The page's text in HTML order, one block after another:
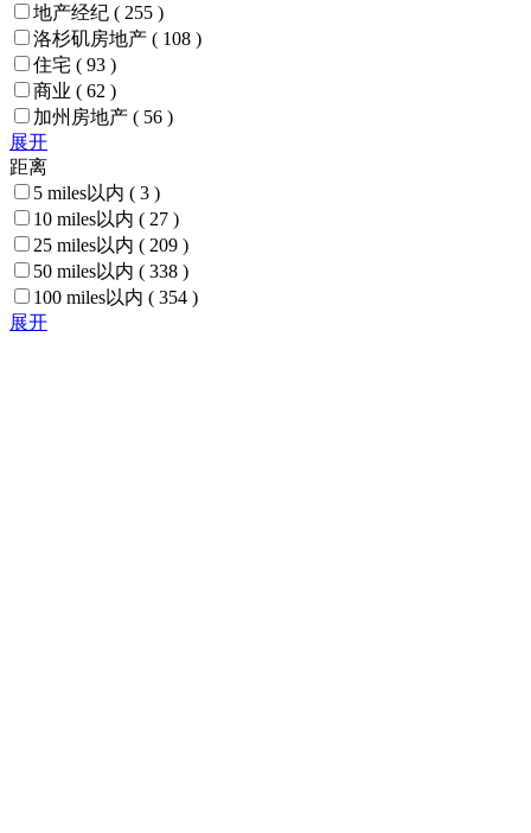
地产经纪 ( 255 )
洛杉矶房地产 ( 108 )
住宅 ( 93 )
商业 ( 62 )
加州房地产 ( 56 )
展开
距离
5 miles以内 ( 3 )
10 miles以内 ( 27 )
25 miles以内 ( 209 )
50 miles以内 ( 338 )
100 miles以内 ( 354 )
展开